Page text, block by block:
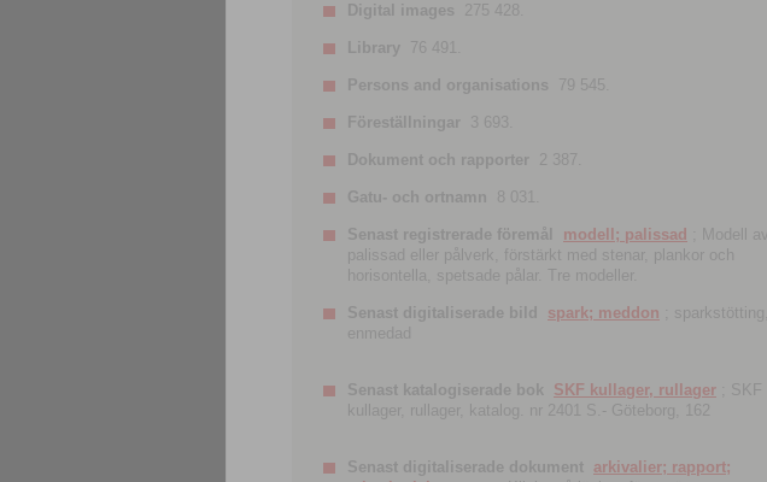
Digital images 275 428.
Library 76 491.
Persons and organisations 79 545.
Föreställningar 3 693.
Dokument och rapporter 2 387.
Gatu- och ortnamn 8 031.
Senast registrerade föremål modell; palissad
; Modell av
palissad eller pålverk, förstärkt med stenar, plankor och
horisontella, spetsade pålar. Tre modeller.
Senast digitaliserade bild spark; meddon ; sparkstötting,
enmedad
Senast katalogiserade bok SKF kullager, rullager ; SKF
kullager, rullager, katalog. nr 2401 S.- Göteborg, 162
Senast digitaliserade dokument arkivalier; rapport;